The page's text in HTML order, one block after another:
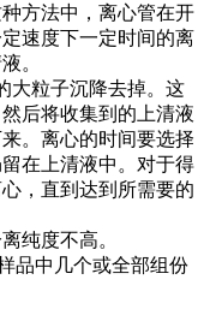
方法中，离心管在开
速度下一定时间的离
。
粒子沉降去掉。这
后将收集到的上清液
。离心的时间要选择
在上清液中。对于得
，直到达到所需要的
纯度不高。
中几个或全部组份